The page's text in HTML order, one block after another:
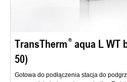
TransTherm aqua L WT
50)
Gotowa do podłączenia stacja do